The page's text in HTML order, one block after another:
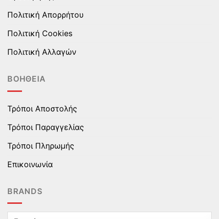
Πολιτική Απορρήτου
Πολιτική Cookies
Πολιτική Αλλαγών
ΒΟΉΘΕΙΑ
Τρόποι Αποστολής
Τρόποι Παραγγελίας
Τρόποι Πληρωμής
Επικοινωνία
BRANDS